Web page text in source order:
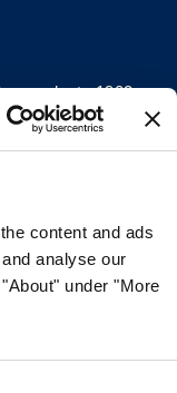
content and ads
analyse our
under "More
vuodesta 1903
valmistava
Pidämme
ja ilman